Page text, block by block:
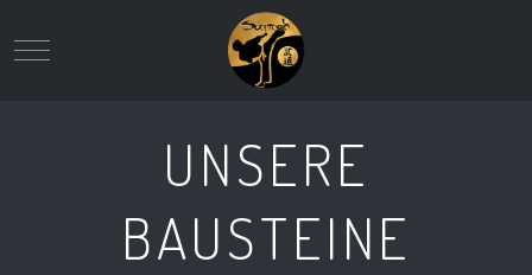
Mobile Menu Toggle
UNSERE
BAUSTEINE